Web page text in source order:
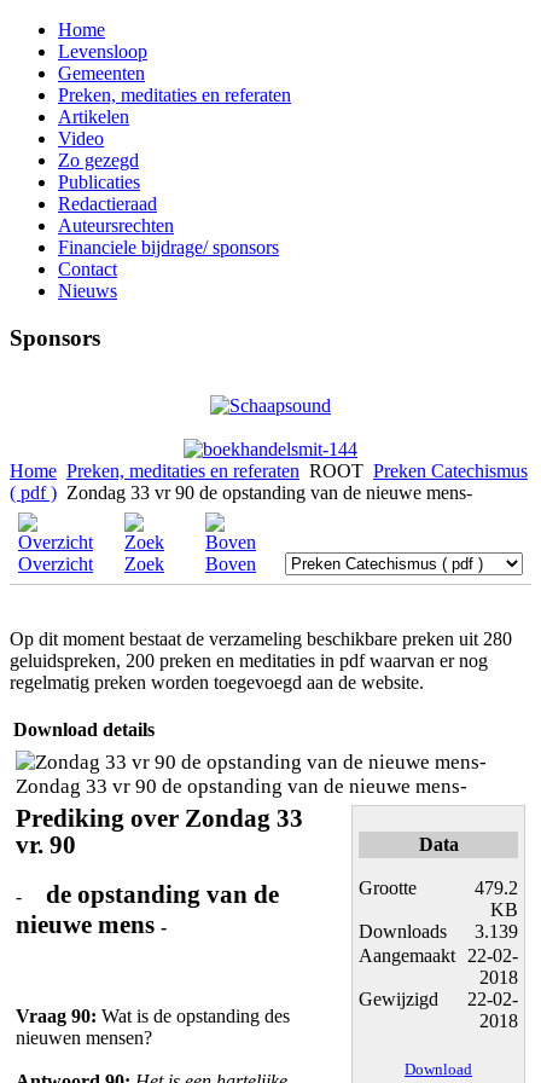
Home
Levensloop
Gemeenten
Preken, meditaties en referaten
Artikelen
Video
Zo gezegd
Publicaties
Redactieraad
Auteursrechten
Financiele bijdrage/ sponsors
Contact
Nieuws
Sponsors
Home Preken, meditaties en referaten ROOT Preken Catechismus
( pdf ) Zondag 33 vr 90 de opstanding van de nieuwe mens-
Overzicht Zoek Boven
Op dit moment bestaat de verzameling beschikbare preken uit 280
geluidspreken, 200 preken en meditaties in pdf waarvan er nog
regelmatig preken worden toegevoegd aan de website.
Download details
Zondag 33 vr 90 de opstanding van de nieuwe mens-
Prediking over Zondag 33
vr. 90
-
de opstanding van de
nieuwe mens -
Vraag 90: Wat is de opstanding des
nieuwen mensen?
Data
Grootte
479.2
KB
Downloads
3.139
Aangemaakt 22-02-
2018
Gewijzigd
22-02-
2018
Download